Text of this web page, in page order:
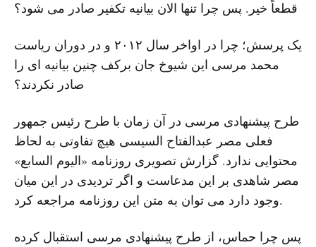
قطعاً خیر. پس چرا تنها الان بیانیه تکفیر صادر می شود؟
یک پرسش؛ چرا در اواخر سال ۲۰۱۲ و در دوران ریاست
محمد مرسی این شیوخ جان برکف چنین بیانیه ای را
صادر نکردند؟
طرح پیشنهادی مرسی در آن زمان با طرح رئیس جمهور
فعلی مصر عبدالفتاح السیسی هیچ تفاوتی به لحاظ
محتوایی ندارد. گزارش تصویری روزنامه «الیوم السابع»
مصر شاهدی بر این مدعاست و اگر تردیدی در این میان
وجود دارد می توان به متن این روزنامه مراجعه کرد.
پس چرا حماس، از طرح پیشنهادی مرسی استقبال کرده